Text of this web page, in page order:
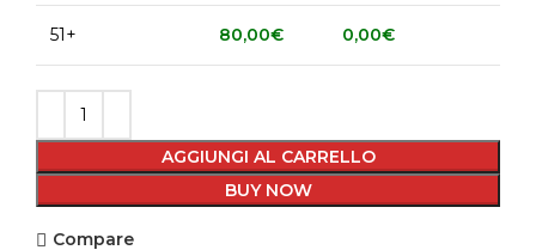
51+ 80,00€ 0,00€
AGGIUNGI AL CARRELLO
BUY NOW
Compare